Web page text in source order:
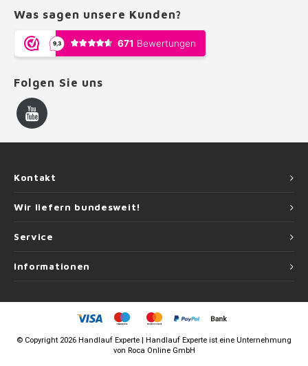
Was sagen unsere Kunden?
Folgen Sie uns
Kontakt
Wir liefern bundesweit!
Service
Informationen
© Copyright 2026 Handlauf Experte | Handlauf Experte ist eine Unternehmung
von Roca Online GmbH